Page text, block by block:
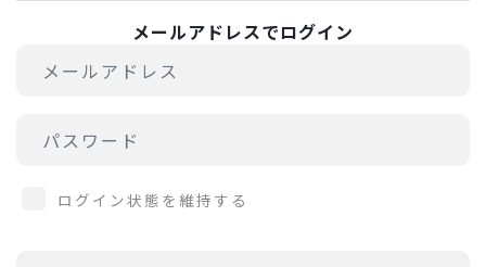
メールアドレスでログイン
ログイン状態を維持する